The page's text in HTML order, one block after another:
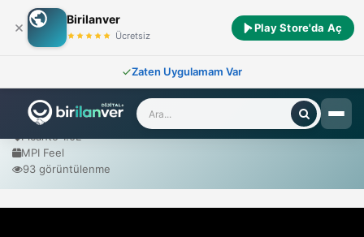
Ana Sayfa
Kia Picanto 1.0L MPI Feel
2025 Model
Picanto 1.0L
MPI Feel
93 görüntülenme
Birilanver
Ücretsiz
Play Store'da Aç
Zaten Uygulamam Var